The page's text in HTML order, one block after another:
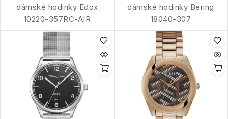
dámské hodinky Edox
10220-357RC-AIR
dámské hodinky Bering
18040-307